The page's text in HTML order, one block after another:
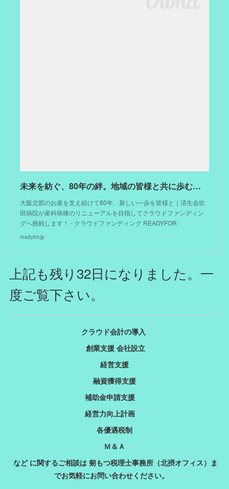
未来を紡ぐ、80年の絆。地域の皆様と共に歩む産科病棟の新たな一歩。 - クラウドファンディング READYFOR
大阪北部のお産を支え続けて80年、新しい一歩を皆様と｜済生会吹
田病院が産科病棟のリニューアルを目指してクラウドファンディン
グへ挑戦します！ - クラウドファンディング READYFOR
readyfor.jp
上記も残り32日になりました。一
度ご覧下さい。
クラウド会計の導入
創業支援 会社設立
経営支援
融資獲得支援
補助金申請支援
経営力向上計画
各優遇税制
Ｍ＆Ａ
など に関するご相談は 剱もつ税理士事務所（北摂オフィス）ま
でお気軽にお問い合わせください。